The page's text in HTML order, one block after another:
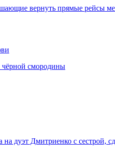
вернуть прямые рейсы
смородины
дуэт Дмитриенко с сестрой,